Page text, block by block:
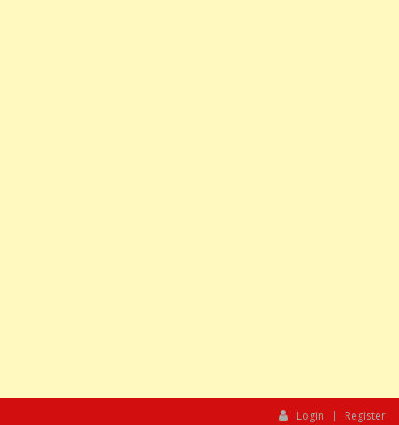
Login Register